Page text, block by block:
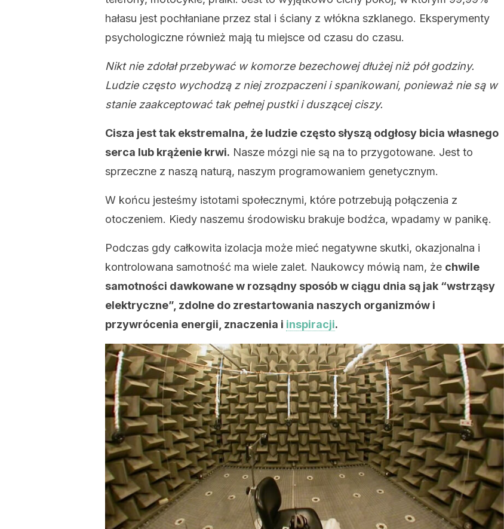
hałasu jest pochłaniane przez stal i ściany z włókna szklanego. Eksperymenty
psychologiczne również mają tu miejsce od czasu do czasu.
Nikt nie zdołał przebywać w komorze bezechowej dłużej niż pół godziny.
Ludzie często wychodzą z niej zrozpaczeni i spanikowani, ponieważ nie są w
stanie zaakceptować tak pełnej pustki i duszącej ciszy.
Cisza jest tak ekstremalna, że ​​ludzie często słyszą odgłosy bicia własnego
serca lub krążenie krwi. Nasze mózgi nie są na to przygotowane. Jest to
sprzeczne z naszą naturą, naszym programowaniem genetycznym.
W końcu jesteśmy istotami społecznymi, które potrzebują połączenia z
otoczeniem. Kiedy naszemu środowisku brakuje bodźca, wpadamy w panikę.
Podczas gdy całkowita izolacja może mieć negatywne skutki, okazjonalna i
kontrolowana samotność ma wiele zalet. Naukowcy mówią nam, że chwile
samotności dawkowane w rozsądny sposób w ciągu dnia są jak “wstrząsy
elektryczne”, zdolne do zrestartowania naszych organizmów i
przywrócenia energii, znaczenia i inspiracji.